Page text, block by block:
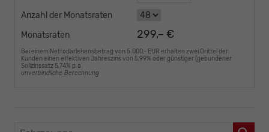
Anzahl der Monatsraten
Monatsraten
299,– €
Bei einem Nettodarlehensbetrag von 5.000,- EUR erhalten zwei Drittel der
Kunden einen effektiven Jahreszins von 5,99% oder günstiger (gebundener
Sollzinssatz 5,74% p.a.
unverbindliche Berechnung